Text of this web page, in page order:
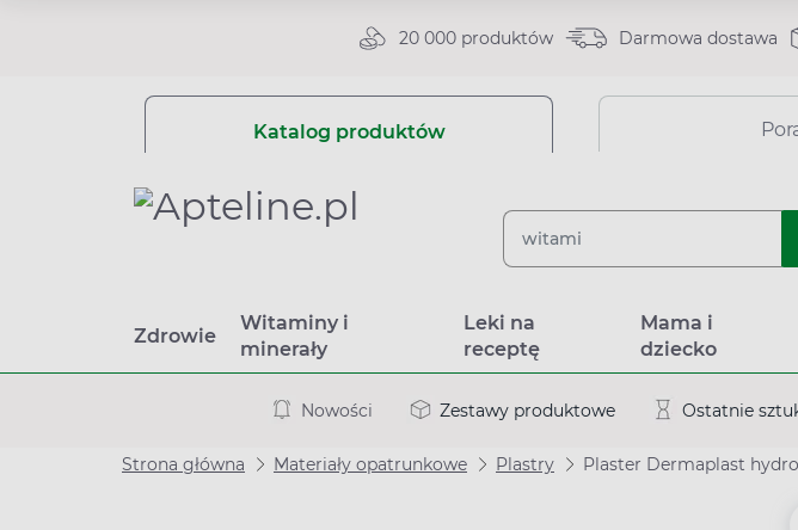
20 000 produktów Darmowa dostawa
Katalog produktów
Zdrowie
Witaminy i
minerały
Leki na
receptę
Mama i
dziecko
Nowości Zestawy produktowe Ostatnie
Strona główna Materiały opatrunkowe Plastry Plaster Dermaplast